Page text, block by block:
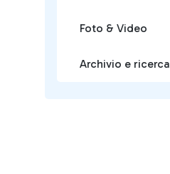
Foto & Video
Archivio e ricerca